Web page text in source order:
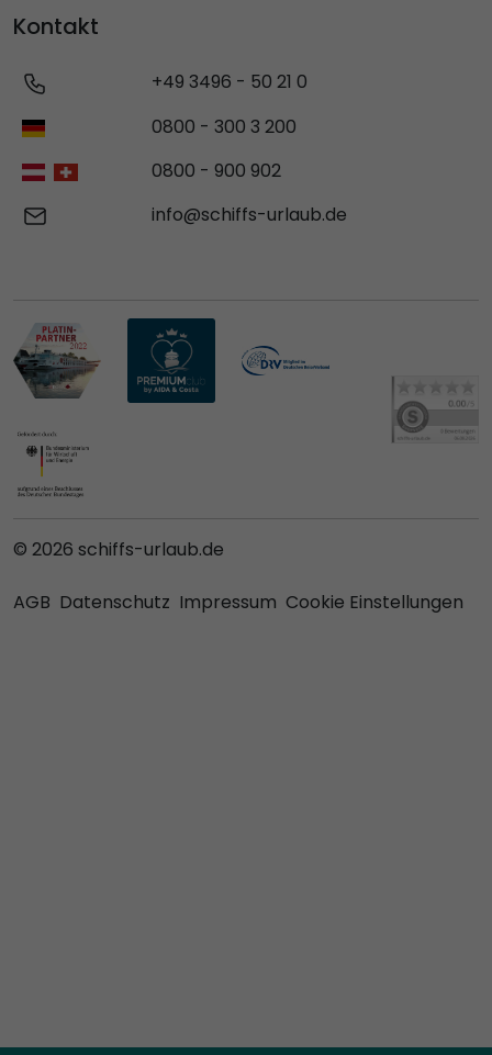
Kontakt
+49 3496 - 50 21 0
0800 - 300 3 200
0800 - 900 902
info@schiffs-urlaub.de
© 2026 schiffs-urlaub.de
AGB Datenschutz Impressum Cookie Einstellungen